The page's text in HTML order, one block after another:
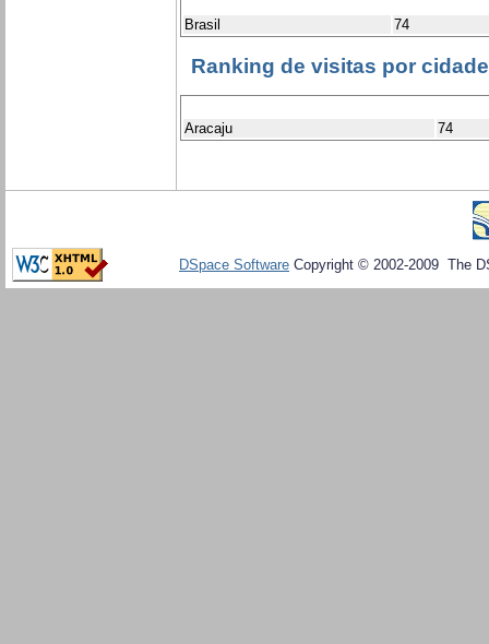
Brasil 74
Ranking de visitas por
Aracaju 74
DSpace Software Copyright © 2002-2009 The